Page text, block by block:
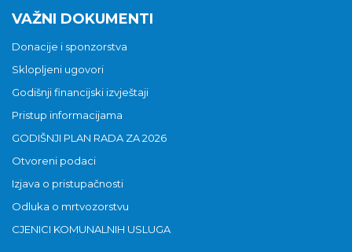
VAŽNI DOKUMENTI
Donacije i sponzorstva
Sklopljeni ugovori
Godišnji financijski izvještaji
Pristup informacijama
GODIŠNJI PLAN RADA ZA 2026
Otvoreni podaci
Izjava o pristupačnosti
Odluka o mrtvozorstvu
CJENICI KOMUNALNIH USLUGA